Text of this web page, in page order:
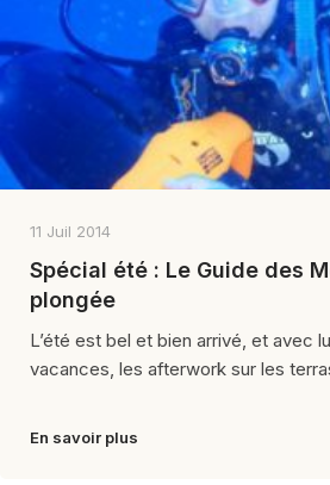
11 Juil 2014
Spécial été : Le Guide des
plongée
L’été est bel et bien arrivé, et avec
vacances, les afterwork sur les
En savoir plus